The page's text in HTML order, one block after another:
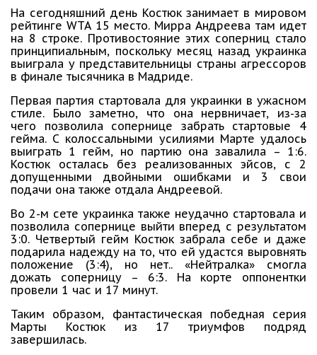
На сегодняшний день Костюк занимает в мировом
рейтинге WTA 15 место. Мирра Андреева там идет
на 8 строке. Противостояние этих соперниц стало
принципиальным, поскольку месяц назад украинка
выиграла у представительницы страны агрессоров
в финале тысячника в Мадриде.
Первая партия стартовала для украинки в ужасном
стиле. Было заметно, что она нервничает, из-за
чего позволила сопернице забрать стартовые 4
гейма. С колоссальными усилиями Марте удалось
выиграть 1 гейм, но партию она завалила – 1:6.
Костюк осталась без реализованных эйсов, с 2
допущенными двойными ошибками и 3 свои
подачи она также отдала Андреевой.
Во 2-м сете украинка также неудачно стартовала и
позволила сопернице выйти вперед с результатом
3:0. Четвертый гейм Костюк забрала себе и даже
подарила надежду на то, что ей удастся выровнять
положение (3:4), но нет.. «Нейтралка» смогла
дожать соперницу – 6:3. На корте оппонентки
провели 1 час и 17 минут.
Таким образом, фантастическая победная серия
Марты Костюк из 17 триумфов подряд
завершилась.